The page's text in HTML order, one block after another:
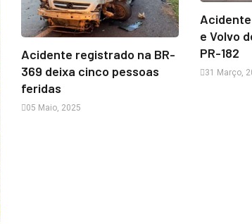
Acidente registrado na BR-
369 deixa cinco pessoas
feridas
05 Maio, 2025
e Volvo
PR-182
31 Março,